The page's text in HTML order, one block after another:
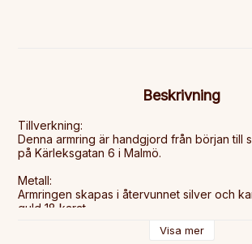
Beskrivning
Tillverkning:
Denna armring är handgjord från början till
på Kärleksgatan 6 i Malmö.
Metall:
Armringen skapas i återvunnet silver och
guld 18 karat.
Visa mer